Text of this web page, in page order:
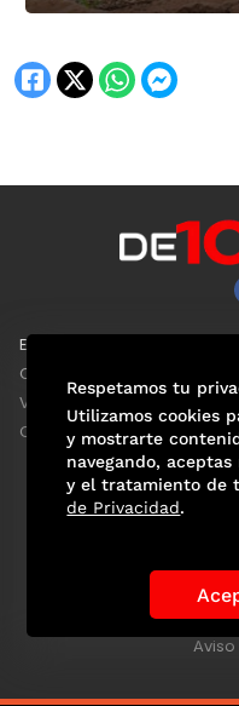
EL UNIVERSAL
Clase
ViveUSA
Confabulario
Historia de los Mundiales
Las Figuras
Respetamos tu
Utilizamos cookies
y mostrarte
navegando,
y el tratamiento de
de Privacidad.